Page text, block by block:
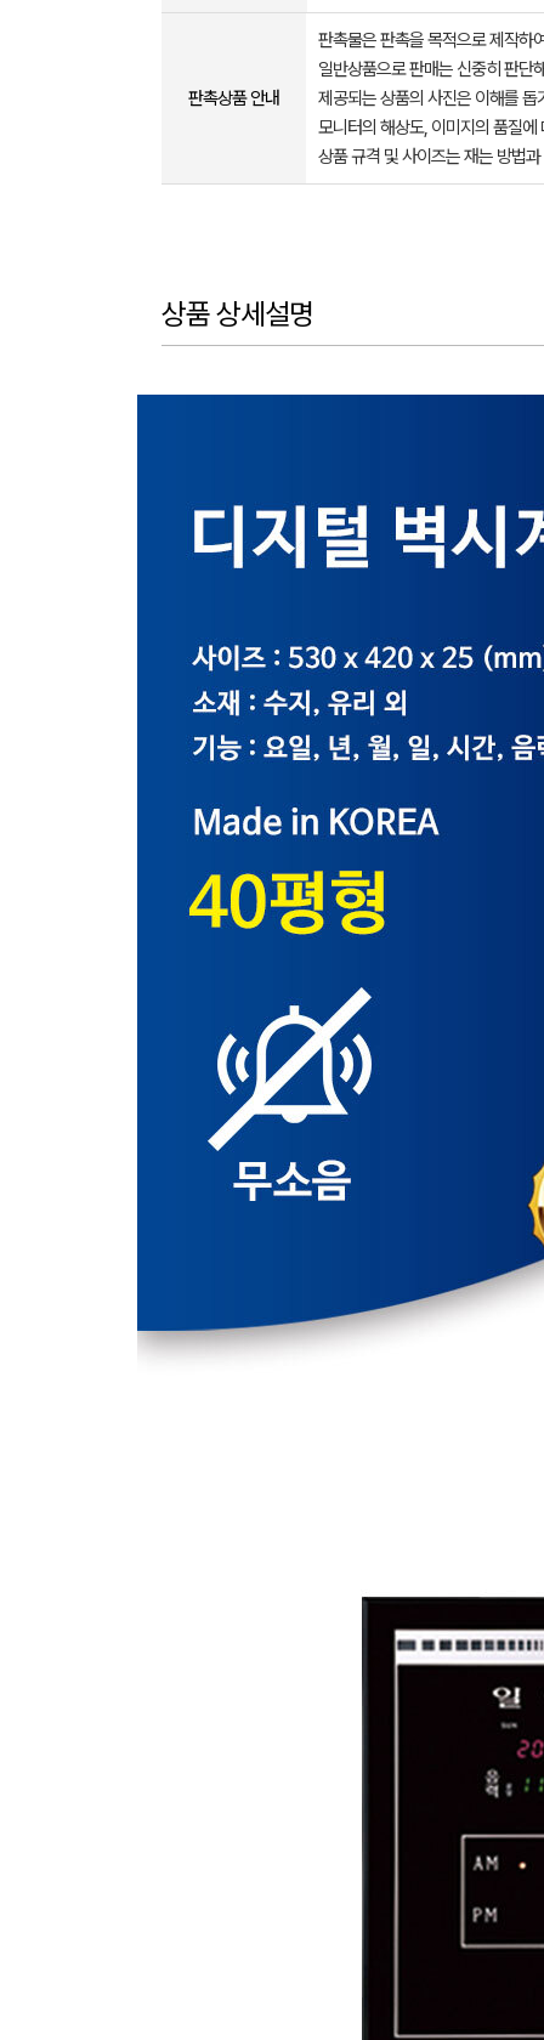
판촉상품 안내
판촉물은 판촉을 목적으로 제작하
일반상품으로 판매는 신중히 판단
제공되는 상품의 사진은 이해를
모니터의 해상도, 이미지의 품질
상품 규격 및 사이즈는 재는 방법
상품 상세설명